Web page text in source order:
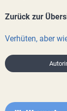
Zurück zur
Verhüten, aber